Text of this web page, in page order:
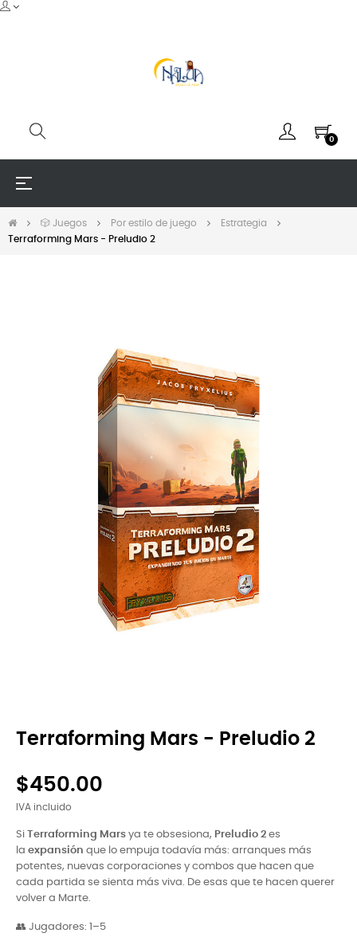
0
Navegación
palanca
☰
🎲 Juegos Por estilo de juego
Estrategia
Terraforming Mars - Preludio 2
Terraforming Mars - Preludio 2
$450.00
IVA incluido
Si Terraforming Mars ya te obsesiona, Preludio 2 es
la expansión que lo empuja todavía más: arranques más
potentes, nuevas corporaciones y combos que hacen que
cada partida se sienta más viva. De esas que te hacen querer
volver a Marte.
👥 Jugadores: 1–5